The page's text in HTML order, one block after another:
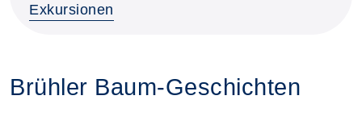
Exkursionen
Brühler Baum-Geschichten